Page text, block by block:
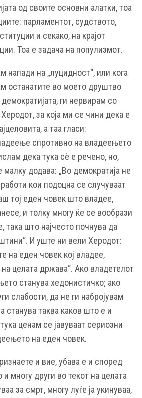
од своите основни алатки, тоа
парламентот, судството,
и секако, на крајот
Тоа е задача на популизмот.
напади на „луцидност“, или кога
останатите во моето друштво
демократијата, ги нервирам со
за која ми се чини дека е
а таа гласи:
спротивно на владеењето
дека тука сѐ е речено, но,
додава: „Во демократија не
кои подоцна се случуваат
тој еден човек што владее,
и толку многу ќе се вообрази
така што најчесто почнува да
И уште ни вели Херодот:
на еден човек кој владее,
целата држава“. Ако владетелот
станува хедонистичко; aко
слабости, да не ги набројувам
станува таква каков што е и
ценам се јавуваат сериозни
на еден човек.
и вие, убава е и според
и многу други во текот на целата
за смрт, многу луѓе ја укинуваа,